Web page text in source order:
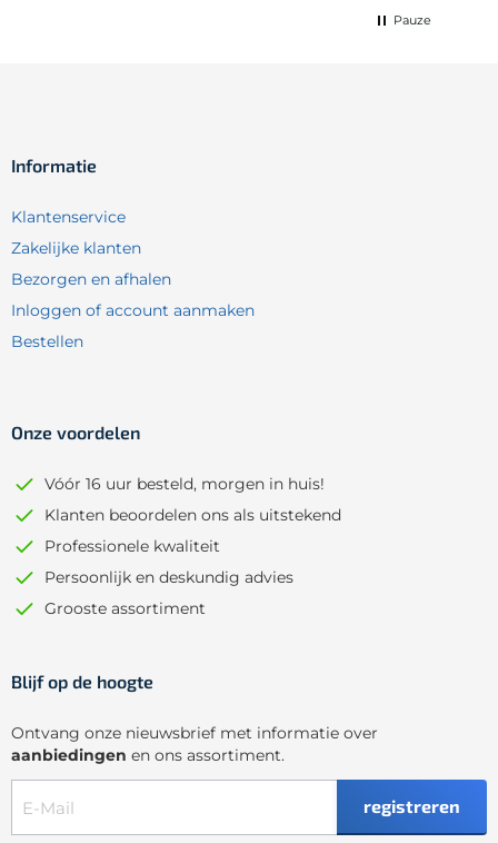
Pauze
Informatie
Klantenservice
Zakelijke klanten
Bezorgen en afhalen
Inloggen of account aanmaken
Bestellen
Onze voordelen
Vóór 16 uur besteld, morgen in huis!
Klanten beoordelen ons als uitstekend
Professionele kwaliteit
Persoonlijk en deskundig advies
Grooste assortiment
Blijf op de hoogte
Ontvang onze nieuwsbrief met informatie over
aanbiedingen en ons assortiment.
registreren